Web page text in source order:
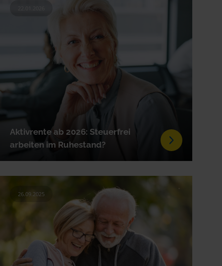
Aktivrente ab 2026: Steuerfrei
arbeiten im Ruhestand?
26.09.2025